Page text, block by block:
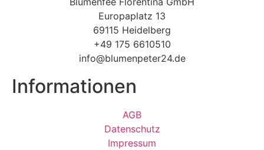
Europaplatz 13
69115 Heidelberg
+49 175 6610510
info@blumenpeter24.de
Informationen
AGB
Datenschutz
Impressum